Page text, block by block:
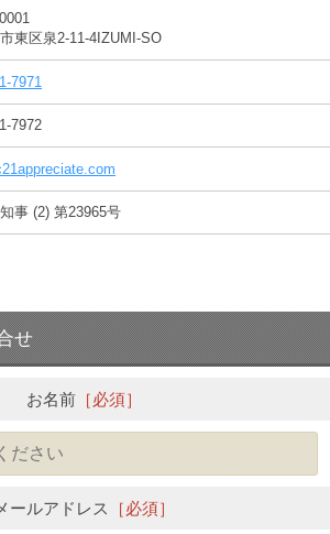
東区泉2-11-4IZUMI-SO
7971
7972
事 (2) 第23965号
せ
お名前［必須］
ールアドレス ［必須］